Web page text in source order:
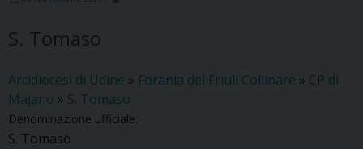
S. Tomaso
Arcidiocesi di Udine » Forania del Friuli Collinare » CP di
Majano » S. Tomaso
Denominazione ufficiale:
S. Tomaso